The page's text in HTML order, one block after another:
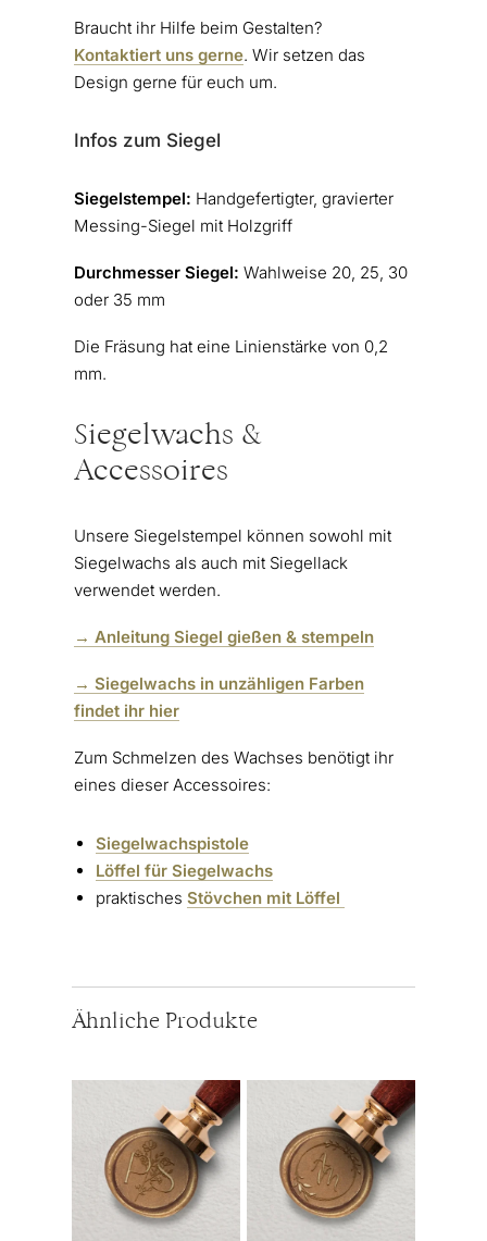
Braucht ihr Hilfe beim Gestalten?
Kontaktiert uns gerne. Wir setzen das
Design gerne für euch um.
Infos zum Siegel
Siegelstempel: Handgefertigter, gravierter
Messing-Siegel mit Holzgriff
Durchmesser Siegel: Wahlweise 20, 25, 30
oder 35 mm
Die Fräsung hat eine Linienstärke von 0,2
mm.
Siegelwachs &
Accessoires
Unsere Siegelstempel können sowohl mit
Siegelwachs als auch mit Siegellack
verwendet werden.
→ Anleitung Siegel gießen & stempeln
→ Siegelwachs in unzähligen Farben
findet ihr hier
Zum Schmelzen des Wachses benötigt ihr
eines dieser Accessoires:
Siegelwachspistole
Löffel für Siegelwachs
praktisches Stövchen mit Löffel
Ähnliche Produkte